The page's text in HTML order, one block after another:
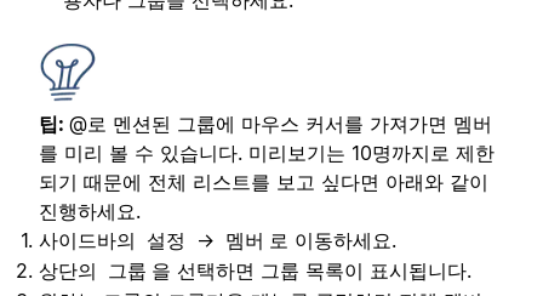
팁: @로 멘션된 그룹에 마우스 커서를 가져가면 멤버
를 미리 볼 수 있습니다. 미리보기는 10명까지로 제한
되기 때문에 전체 리스트를 보고 싶다면 아래와 같이
진행하세요.
사이드바의
설정 → 멤버 로 이동하세요.
상단의
그룹 을 선택하면 그룹 목록이 표시됩니다.